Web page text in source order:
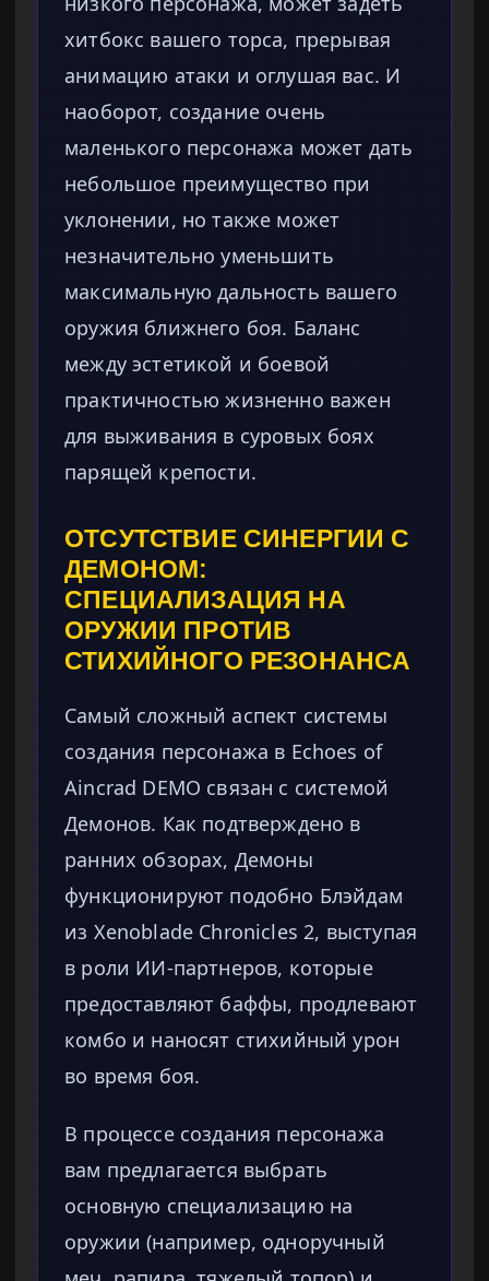
хитбокс вашего торса, прерывая
анимацию атаки и оглушая вас. И
наоборот, создание очень
маленького персонажа может дать
небольшое преимущество при
уклонении, но также может
незначительно уменьшить
максимальную дальность вашего
оружия ближнего боя. Баланс
между эстетикой и боевой
практичностью жизненно важен
для выживания в суровых боях
парящей крепости.
ОТСУТСТВИЕ СИНЕРГИИ С
ДЕМОНОМ:
СПЕЦИАЛИЗАЦИЯ НА
ОРУЖИИ ПРОТИВ
СТИХИЙНОГО РЕЗОНАНСА
Самый сложный аспект системы
создания персонажа в Echoes of
Aincrad DEMO связан с системой
Демонов. Как подтверждено в
ранних обзорах, Демоны
функционируют подобно Блэйдам
из Xenoblade Chronicles 2, выступая
в роли ИИ-партнеров, которые
предоставляют баффы, продлевают
комбо и наносят стихийный урон
во время боя.
В процессе создания персонажа
вам предлагается выбрать
основную специализацию на
оружии (например, одноручный